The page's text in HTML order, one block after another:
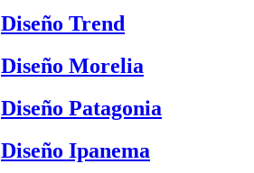
Diseño Trend
Diseño Morelia
Diseño Patagonia
Diseño Ipanema